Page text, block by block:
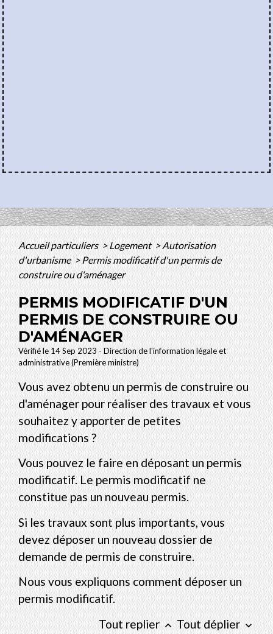
Accueil particuliers>Logement>Autorisation
d'urbanisme>Permis modificatif d'un permis de
construire ou d'aménager
PERMIS MODIFICATIF D'UN
PERMIS DE CONSTRUIRE OU
D'AMÉNAGER
Vérifié le 14 Sep 2023 - Direction de l'information légale et
administrative (Première ministre)
Vous avez obtenu un permis de construire ou
d'aménager pour réaliser des travaux et vous
souhaitez y apporter de petites
modifications ?
Vous pouvez le faire en déposant un permis
modificatif. Le permis modificatif ne
constitue pas un nouveau permis.
Si les travaux sont plus importants, vous
devez déposer un nouveau dossier de
demande de permis de construire.
Nous vous expliquons comment déposer un
permis modificatif.
Tout replier keyboard_arrow_up Tout déplierkeyboard_arrow_down